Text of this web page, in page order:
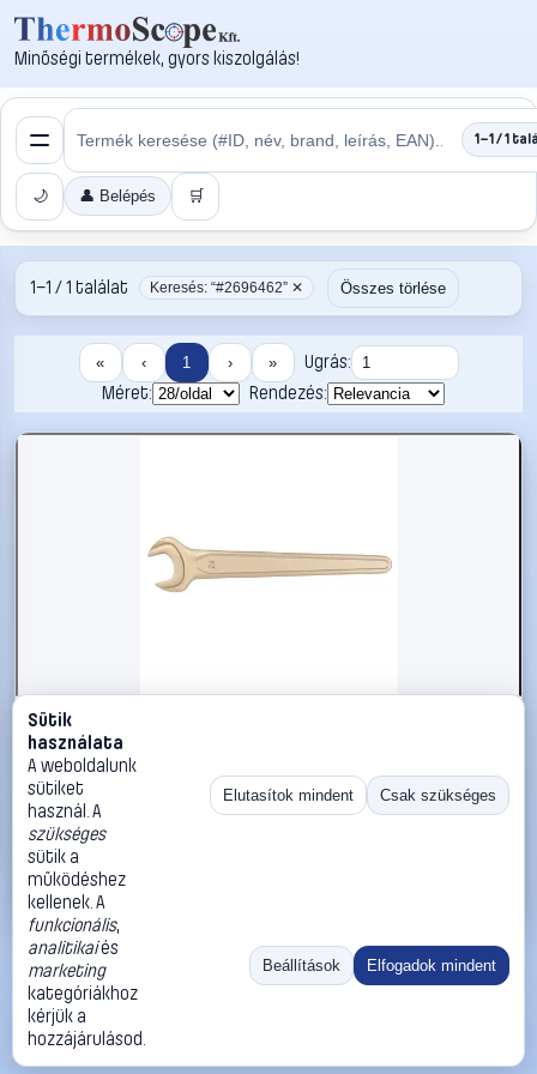
Minőségi termékek, gyors kiszolgálás!
1–1 / 1
🌙 👤 Belépés 🛒
1–1 / 1 találat Keresés: “#2696462” ✕ Összes törlése
« ‹ 1 › »
Ugrás:
Méret:
Rendezés:
#2696462
KS Tools 9637209 963.7209 Egyvillás kulcs
Kulcsszélesség (metrikus) 130 mm
KS Tools Egyoldalas villáskulcsok
469 990 Ft
Kosárba
«
Ugrás:
Méret:
Rendezés:
©2026
ThermoScope
ÁSZF
Cégbemutató
Sütik
használata
A weboldalunk
sütiket
használ. A
szükséges
sütik a
működéshez
kellenek. A
funkcionális,
analitikaiés
marketing
kategóriákhoz
kérjük a
hozzájárulásod.
Elutasítok mindent Csak szükséges
Beállítások Elfogadok mindent